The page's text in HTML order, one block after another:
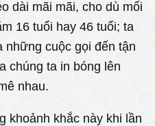
dài mãi mãi, cho dù mối
16 tuổi hay 46 tuổi; ta
những cuộc gọi đến tận
chúng ta in bóng lên
nhau.
khoảnh khắc này khi lần